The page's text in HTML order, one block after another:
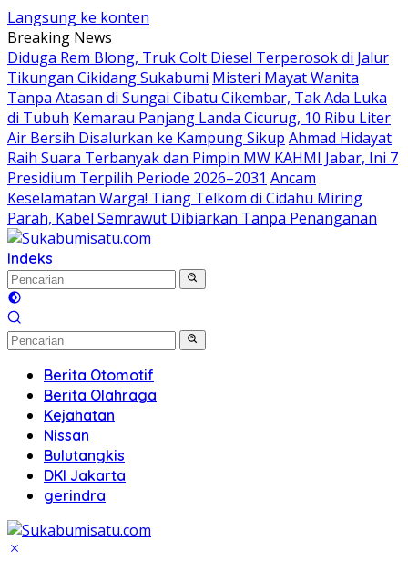
Langsung ke konten
Breaking News
Diduga Rem Blong, Truk Colt Diesel Terperosok di Jalur
Tikungan Cikidang Sukabumi Misteri Mayat Wanita
Tanpa Atasan di Sungai Cibatu Cikembar, Tak Ada Luka
di Tubuh Kemarau Panjang Landa Cicurug, 10 Ribu Liter
Air Bersih Disalurkan ke Kampung Sikup Ahmad Hidayat
Raih Suara Terbanyak dan Pimpin MW KAHMI Jabar, Ini 7
Presidium Terpilih Periode 2026–2031 Ancam
Keselamatan Warga! Tiang Telkom di Cidahu Miring
Parah, Kabel Semrawut Dibiarkan Tanpa Penanganan
Indeks
Berita Otomotif
Berita Olahraga
Kejahatan
Nissan
Bulutangkis
DKI Jakarta
gerindra